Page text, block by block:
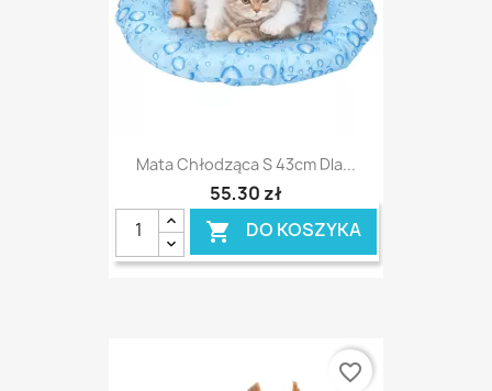
Mata Chłodząca S 43cm Dla...
55,30 zł
 DO KOSZYKA
favorite_border